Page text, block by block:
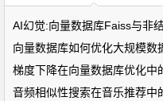
AI幻觉:向量数据库Faiss与非
向量数据库如何优化大规模数
梯度下降在向量数据库优化中
音频相似性搜索在音乐推荐中